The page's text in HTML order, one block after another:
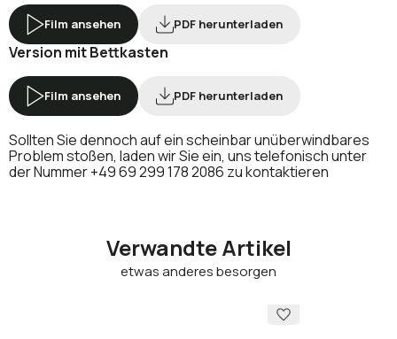
Film ansehen PDF herunterladen
Version mit Bettkasten
Film ansehen PDF herunterladen
Sollten Sie dennoch auf ein scheinbar unüberwindbares
Problem stoßen, laden wir Sie ein, uns telefonisch unter
der Nummer+49 69 299 178 2086 zu kontaktieren
Verwandte Artikel
etwas anderes besorgen